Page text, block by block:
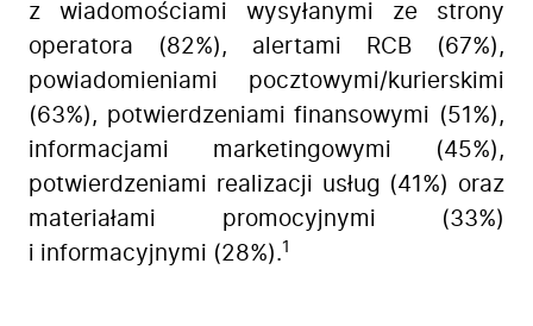
z wiadomościami wysyłanymi ze strony
operatora (82%), alertami RCB (67%),
powiadomieniami pocztowymi/kurierskimi
(63%), potwierdzeniami finansowymi (51%),
informacjami marketingowymi (45%),
potwierdzeniami realizacji usług (41%) oraz
materiałami promocyjnymi (33%)
i informacyjnymi (28%).1